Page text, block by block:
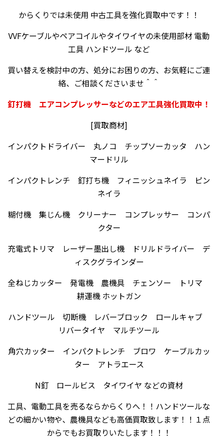
からくりでは未使用 中古工具を強化買取中です！！
VVFケーブルやペアコイルやタイワイヤの未使用部材 電動
工具 ハンドツール など
買い替えを検討中の方、処分にお困りの方、お気軽にご連
絡、ご相談くださいませ＾＾
釘打機 エアコンプレッサーなどのエア工具強化買取中！
[買取商材]
インパクトドライバー 丸ノコ チップソーカッタ ハン
マードリル
インパクトレンチ 釘打ち機 フィニッシュネイラ ピン
ネイラ
糊付機 集じん機 クリーナー コンプレッサー コンパ
クター
充電式トリマ レーザー墨出し機 ドリルドライバー デ
ィスクグラインダー
全ねじカッター 発電機 農機具 チェンソー トリマ
耕運機 ホットガン
ハンドツール 切断機 レバーブロック ロールキャブ
リバータイヤ マルチツール
角穴カッター インパクトレンチ ブロワ ケーブルカッ
ター アトラエース
N釘 ロールビス タイワイヤ などの資材
工具、電動工具を売るならからくりへ！！ハンドツールな
どの細かい物や、農機具なども高価買取致します！！１点
からでもお買取りいたします！！！